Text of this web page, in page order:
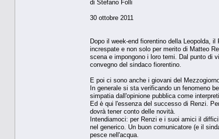
di Stefano Folli
30 ottobre 2011
Dopo il week-end fiorentino della Leopolda,
increspate e non solo per merito di Matteo
scena e impongono i loro temi. Dal punto di
convegno del sindaco fiorentino.
E poi ci sono anche i giovani del
In generale si sta verificando un fenomeno
simpatia dall'opinione pubblica come
Ed è qui l'essenza del successo di Renzi.
dovrà tener conto delle novità.
Intendiamoci: per Renzi e i suoi amici il
nel generico. Un buon comunicatore (e il
pesce nell'acqua.